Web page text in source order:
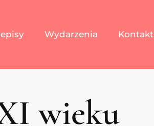
Wydarzenia Kontakt
wieku